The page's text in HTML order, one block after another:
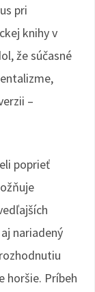
pri
knihy v
že súčasné
–
poprieť
nariadený
horšie. Príbeh